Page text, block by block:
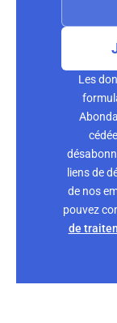
Les
liens de
de nos
pouvez
de